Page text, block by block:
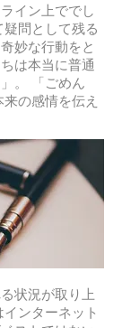
イン上ででし
問として残る
妙な行動をと
は本当に普通
。 「ごめん
の感情を伝え
状況が取り上
ンターネット